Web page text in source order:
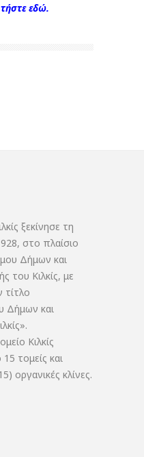
εδώ.
ξεκίνησε τη
στο πλαίσιο
Δήμων και
του Κιλκίς, με
τίτλο
Δήμων και
Κιλκίς
τομείς και
οργανικές κλίνες.